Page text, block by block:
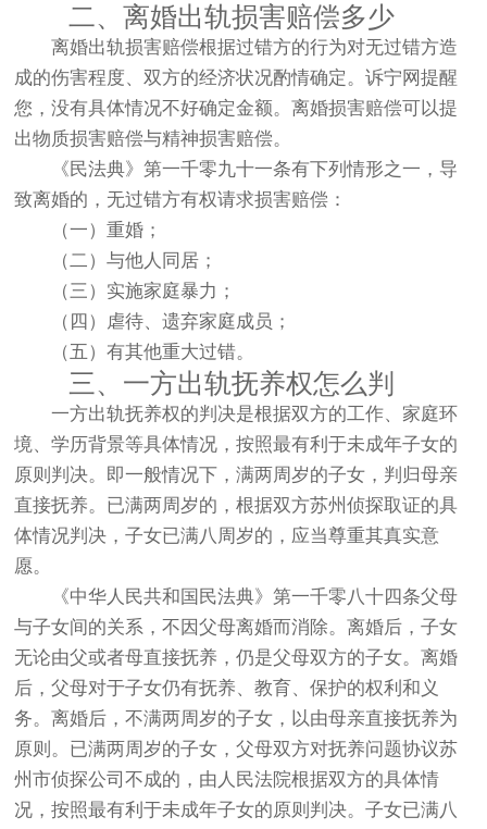
二、离婚出轨损害赔偿多少
离婚出轨损害赔偿根据过错方的行为对无过错方造
成的伤害程度、双方的经济状况酌情确定。诉宁网提醒
您，没有具体情况不好确定金额。离婚损害赔偿可以提
出物质损害赔偿与精神损害赔偿。
《民法典》第一千零九十一条有下列情形之一，导
致离婚的，无过错方有权请求损害赔偿：
（一）重婚；
（二）与他人同居；
（三）实施家庭暴力；
（四）虐待、遗弃家庭成员；
（五）有其他重大过错。
三、一方出轨抚养权怎么判
一方出轨抚养权的判决是根据双方的工作、家庭环
境、学历背景等具体情况，按照最有利于未成年子女的
原则判决。即一般情况下，满两周岁的子女，判归母亲
直接抚养。已满两周岁的，根据双方苏州侦探取证的具
体情况判决，子女已满八周岁的，应当尊重其真实意
愿。
《中华人民共和国民法典》第一千零八十四条父母
与子女间的关系，不因父母离婚而消除。离婚后，子女
无论由父或者母直接抚养，仍是父母双方的子女。离婚
后，父母对于子女仍有抚养、教育、保护的权利和义
务。离婚后，不满两周岁的子女，以由母亲直接抚养为
原则。已满两周岁的子女，父母双方对抚养问题协议苏
州市侦探公司不成的，由人民法院根据双方的具体情
况，按照最有利于未成年子女的原则判决。子女已满八